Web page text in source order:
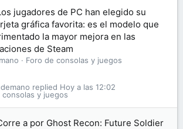
jugadores de PC han elegido su
gráfica favorita: es el modelo que
la mayor mejora en las
de Steam
Foro de consolas y juegos
consolas y juegos
Hoy a las 12:02
a por Ghost Recon: Future Soldier